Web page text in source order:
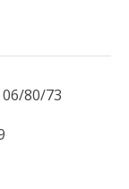
80/73